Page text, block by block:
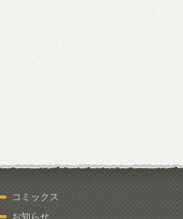
コミックス
お知らせ